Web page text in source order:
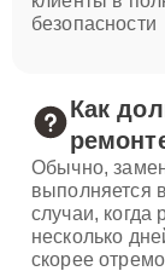
безопасности
Как
Обычно,
выполняется
случаи, когда
несколько
скорее